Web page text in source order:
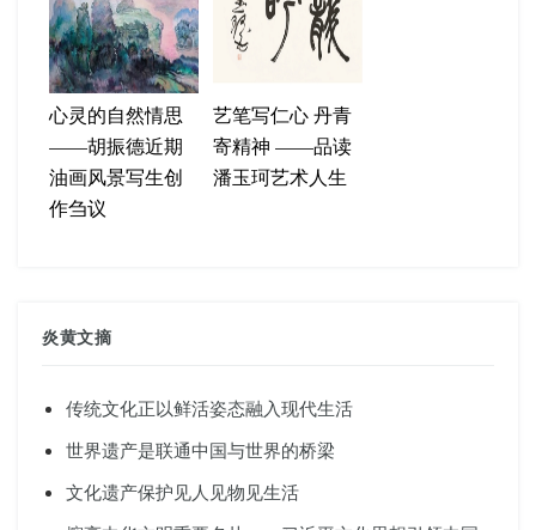
心灵的自然情思
——胡振德近期
油画风景写生创
作刍议
艺笔写仁心 丹青
寄精神 ——品读
潘玉珂艺术人生
炎黄文摘
传统文化正以鲜活姿态融入现代生活
世界遗产是联通中国与世界的桥梁
文化遗产保护见人见物见生活